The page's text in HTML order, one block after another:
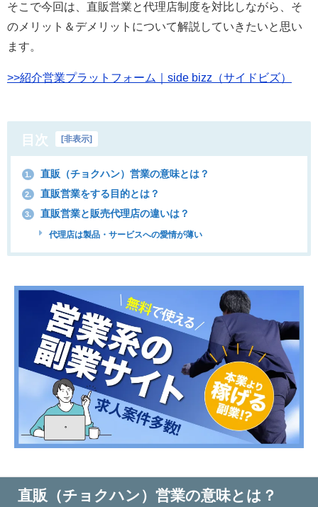
そこで今回は、直販営業と代理店制度を対比しながら、そ
のメリット＆デメリットについて解説していきたいと思い
ます。
>>紹介営業プラットフォーム｜side bizz（サイドビズ）
目次 非表示
1. 直販（チョクハン）営業の意味とは？
2. 直販営業をする目的とは？
3. 直販営業と販売代理店の違いは？
代理店は製品・サービスへの愛情が薄い
直販（チョクハン）営業の意味とは？